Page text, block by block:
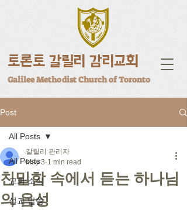
토론토 갈릴리 감리교회
Galilee Methodist Church of Toronto
Post
All Posts
교회 소식
설교 말씀
All Posts
친밀함 속에서 듣는 하나님
의 음성
갈릴리 관리자
May 3 1 min read